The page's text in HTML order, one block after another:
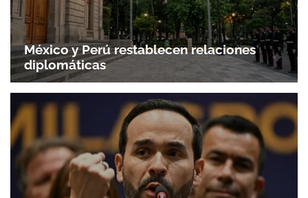
Gracias por suscribirte a nuestro boletín.
ACEPTAR
México y Perú restablecen relaciones
diplomáticas